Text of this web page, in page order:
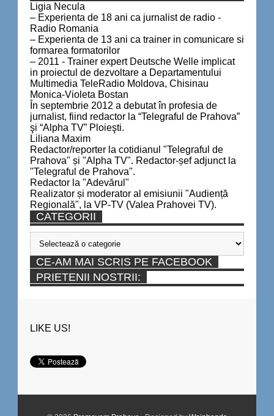
Ligia Necula
– Experienta de 18 ani ca jurnalist de radio -
Radio Romania
– Experienta de 13 ani ca trainer in comunicare si
formarea formatorilor
– 2011 - Trainer expert Deutsche Welle implicat
in proiectul de dezvoltare a Departamentului
Multimedia TeleRadio Moldova, Chisinau
Monica-Violeta Bostan
În septembrie 2012 a debutat în profesia de
jurnalist, fiind redactor la “Telegraful de Prahova”
şi “Alpha TV” Ploieşti.
Liliana Maxim
Redactor/reporter la cotidianul "Telegraful de
Prahova" și "Alpha TV". Redactor-șef adjunct la
"Telegraful de Prahova".
Redactor la "Adevărul"
Realizator și moderator al emisiunii "Audiență
Regională", la VP-TV (Valea Prahovei TV).
CATEGORII
Categorii
CE-AM MAI SCRIS PE FACEBOOK
PRIETENII NOSTRII:
LIKE US!